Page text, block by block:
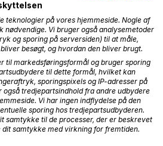
keiner den enormen
können, der als Konsequenz
in den 1960ern entstand.
Knappheit von Waren aller Art
während des 2. Weltkrieges,
Johannes Juul
eine Ressource zu nutzen,
Wind. Und die Versuchsmühle von
der jetzigen Größenordnungen –
Windkraftanlage der Welt, als
Juul's Erfahrungen mit
teknologier på vores hjemmeside. Nogle af
nødvendige. Vi bruger også analysemetoder
og sporing på serversiden) til at måle,
besøgt, og hvordan den bliver brugt.
til markedsføringsformål og bruger sporing
til dette formål, hvilket kan
sporingspixels og IP-adresser på
tredjepartsindhold fra andre udbydere
Vi har ingen indflydelse på den
sporing hos tredjepartsudbyderen.
samtykke til de processer, der er beskrevet
dit samtykke med virkning for fremtiden.